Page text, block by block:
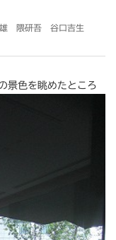
雄 隈研吾 谷口吉生
景色を眺めたところ